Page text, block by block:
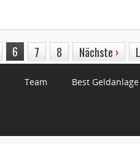
6 7 8 Nächste ›
Team Best Geldanlage